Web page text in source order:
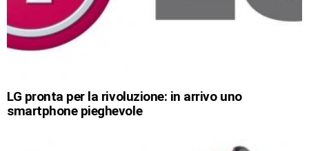
LG pronta per la rivoluzione: in arrivo uno
smartphone pieghevole